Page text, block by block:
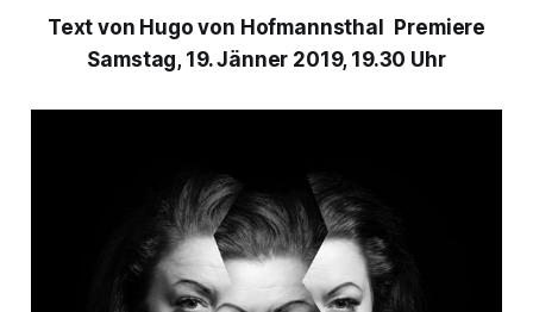
Text von Hugo von Hofmannsthal
Premiere
Samstag, 19. Jänner 2019, 19.30 Uhr